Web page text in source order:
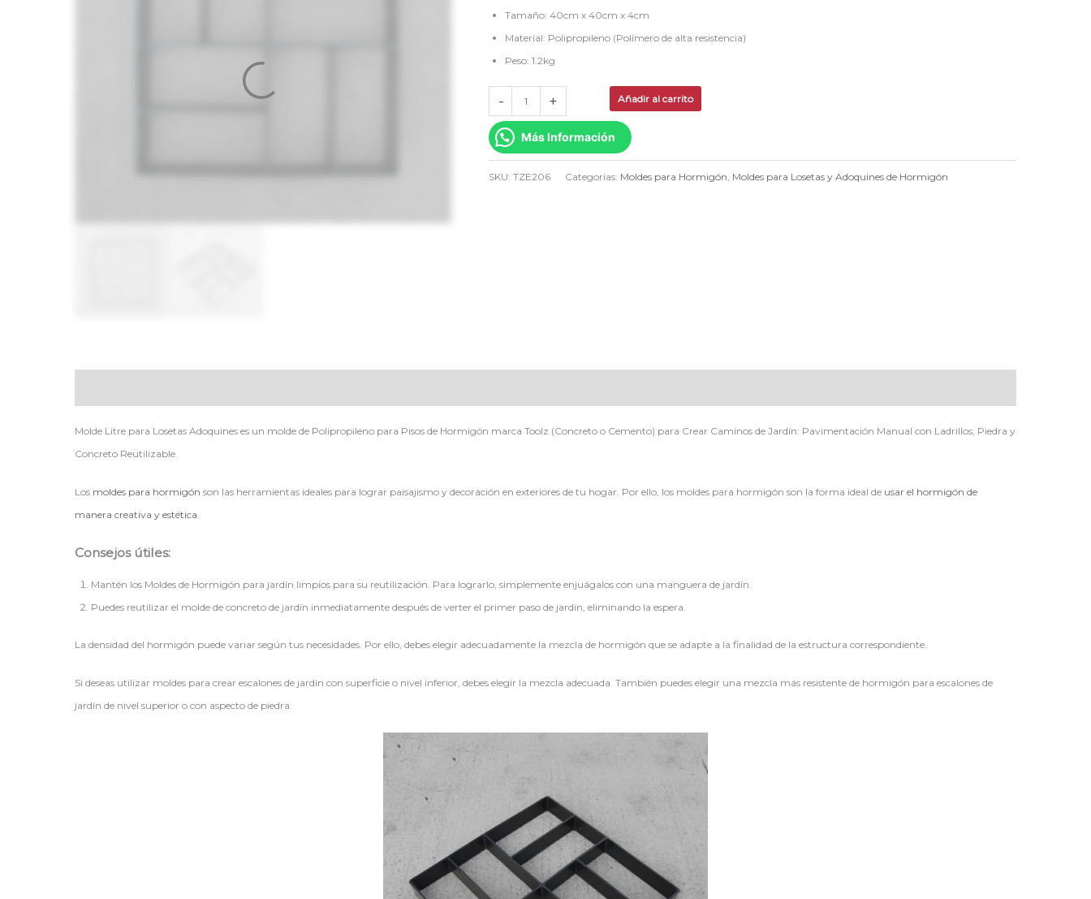
Tamaño: 40cm x 40cm x 4cm
Material: Polipropileno (Polímero de alta resistencia)
Peso: 1.2kg
-
cantidad
+ Añadir al carrito
Más Información
SKU:TZE206 Categorías: Moldes para Hormigón Moldes para Losetas y Adoquines de Hormigón
Molde Litre para Losetas Adoquines es un molde de Polipropileno para Pisos de Hormigón marca Toolz (Concreto o Cemento) para Crear Caminos de Jardín: Pavimentación Manual con Ladrillos, Piedra y
Concreto Reutilizable.
Los moldes para hormigón son las herramientas ideales para lograr paisajismo y decoración en exteriores de tu hogar. Por ello, los moldes para hormigón son la forma ideal de usar el hormigón de
manera creativa y estética
Consejos útiles:
Mantén los Moldes de Hormigón para jardín limpios para su reutilización. Para lograrlo, simplemente enjuágalos con una manguera de jardín.
Puedes reutilizar el molde de concreto de jardín inmediatamente después de verter el primer paso de jardín, eliminando la espera.
La densidad del hormigón puede variar según tus necesidades. Por ello, debes elegir adecuadamente la mezcla de hormigón que se adapte a la finalidad de la estructura correspondiente.
Si deseas utilizar moldes para crear escalones de jardín con superficie o nivel inferior, debes elegir la mezcla adecuada. También puedes elegir una mezcla más resistente de hormigón para escalones de
jardín de nivel superior o con aspecto de piedra.